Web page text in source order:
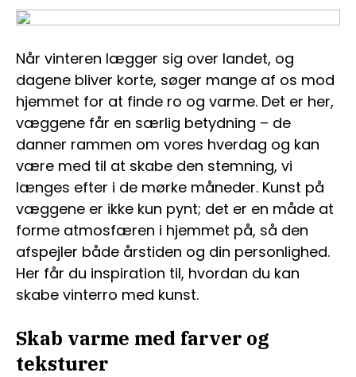
Når vinteren lægger sig over landet, og
dagene bliver korte, søger mange af os mod
hjemmet for at finde ro og varme. Det er her,
væggene får en særlig betydning – de
danner rammen om vores hverdag og kan
være med til at skabe den stemning, vi
længes efter i de mørke måneder. Kunst på
væggene er ikke kun pynt; det er en måde at
forme atmosfæren i hjemmet på, så den
afspejler både årstiden og din personlighed.
Her får du inspiration til, hvordan du kan
skabe vinterro med kunst.
Skab varme med farver og
teksturer